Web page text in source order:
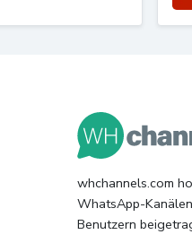
whchannels.com
WhatsApp-
Benutzern